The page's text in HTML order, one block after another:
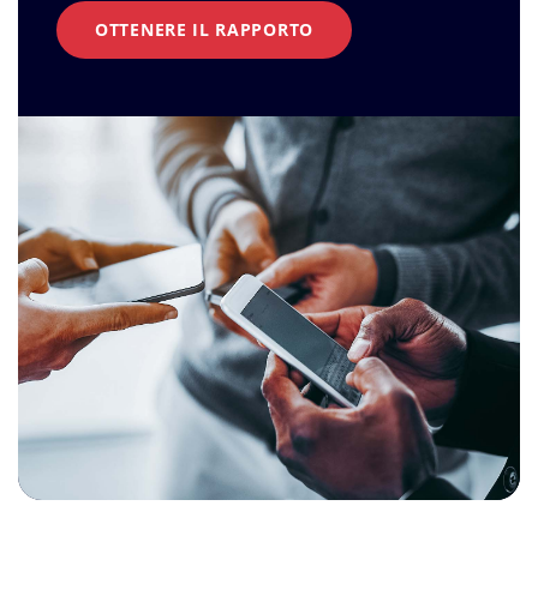
OTTENERE IL RAPPORTO